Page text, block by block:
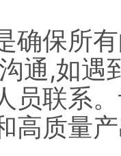
确保所
通,如遇
员联系
高质量